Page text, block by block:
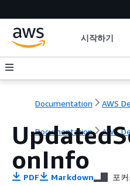
시작하기
Documentation AWS
Documentation AWS
onInfo
PDF Markdown 포